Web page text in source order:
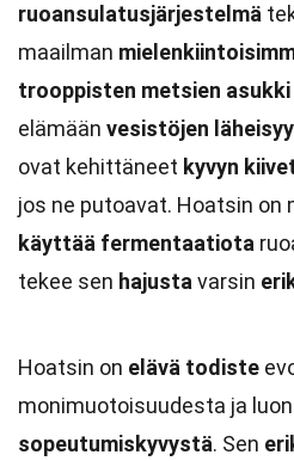
ruoansulatusjärjestelmä
maailman
trooppisten metsien asukki
elämään vesistöjen
ovat kehittäneet kyvyn
jos ne putoavat. Hoatsin on
käyttää fermentaatiota
tekee sen hajusta varsin
Hoatsin on elävä todiste
monimuotoisuudesta ja
sopeutumiskyvystä. Sen